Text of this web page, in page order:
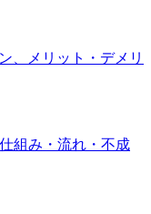
、メリット・デメリ
組み・流れ・不成